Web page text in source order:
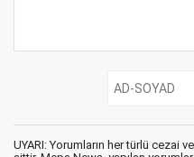
UYARI: Yorumların her türlü cezai